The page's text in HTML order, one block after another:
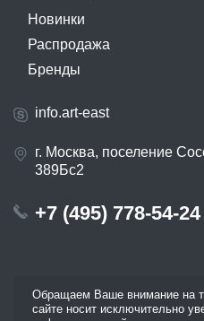
Новинки
Распродажа
Бренды
info.art-east
г. Москва, поселение
389Бс2
+7 (495) 778-54-24
Обращаем Ваше внимание на
сайте носит исключительно